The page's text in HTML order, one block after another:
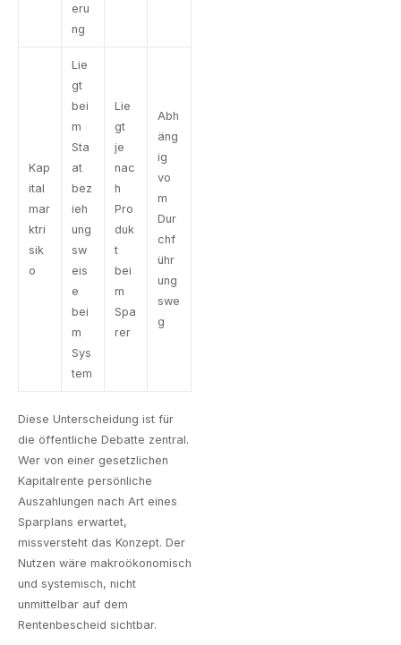
eru
ng
Kap
ital
mar
ktri
sik
o
Lie
gt
bei
m
Sta
at
bez
ieh
ung
sw
eis
e
bei
m
Sys
tem
Lie
gt
je
nac
h
Pro
duk
t
bei
m
Spa
rer
Abh
äng
ig
vo
m
Dur
chf
ühr
ung
swe
g
Diese Unterscheidung ist für
die öffentliche Debatte zentral.
Wer von einer gesetzlichen
Kapitalrente persönliche
Auszahlungen nach Art eines
Sparplans erwartet,
missversteht das Konzept. Der
Nutzen wäre makroökonomisch
und systemisch, nicht
unmittelbar auf dem
Rentenbescheid sichtbar.